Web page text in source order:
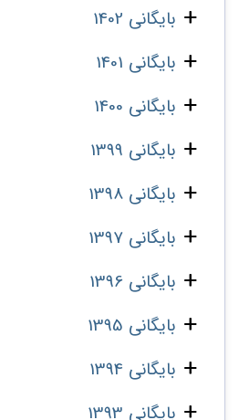
بایگانی 1402
بایگانی 1401
بایگانی 1400
بایگانی 1399
بایگانی 1398
بایگانی 1397
بایگانی 1396
بایگانی 1395
بایگانی 1394
بایگانی 1393